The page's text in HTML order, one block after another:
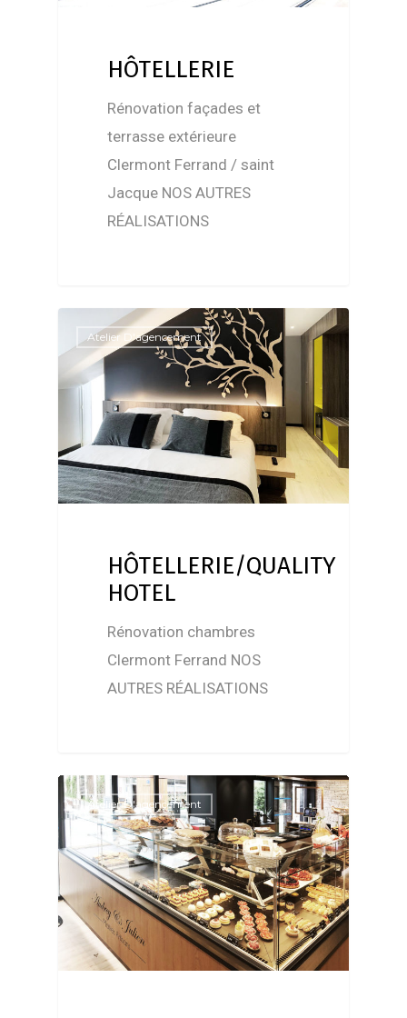
HÔTELLERIE
Rénovation façades et
terrasse extérieure
Clermont Ferrand / saint
Jacque NOS AUTRES
RÉALISATIONS
Atelier D'agencement
HÔTELLERIE/QUALITY
HOTEL
Rénovation chambres
Clermont Ferrand NOS
AUTRES RÉALISATIONS
Atelier D'agencement